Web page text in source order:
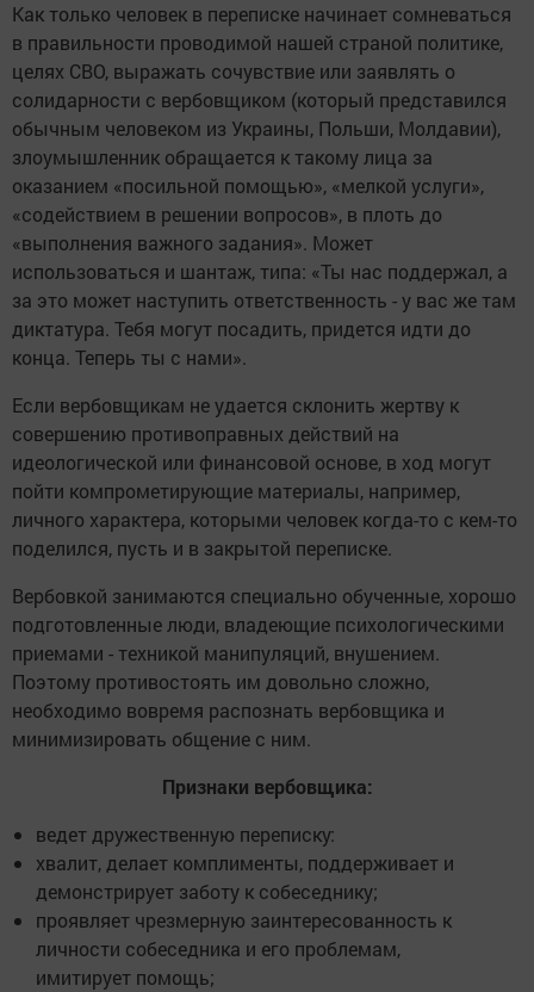
Как только человек в переписке начинает сомневаться
в правильности проводимой нашей страной политике,
целях СВО, выражать сочувствие или заявлять о
солидарности с вербовщиком (который представился
обычным человеком из Украины, Польши, Молдавии),
злоумышленник обращается к такому лица за
оказанием «посильной помощью», «мелкой услуги»,
«содействием в решении вопросов», в плоть до
«выполнения важного задания». Может
использоваться и шантаж, типа: «Ты нас поддержал, а
за это может наступить ответственность - у вас же там
диктатура. Тебя могут посадить, придется идти до
конца. Теперь ты с нами».
Если вербовщикам не удается склонить жертву к
совершению противоправных действий на
идеологической или финансовой основе, в ход могут
пойти компрометирующие материалы, например,
личного характера, которыми человек когда-то с кем-то
поделился, пусть и в закрытой переписке.
Вербовкой занимаются специально обученные, хорошо
подготовленные люди, владеющие психологическими
приемами - техникой манипуляций, внушением.
Поэтому противостоять им довольно сложно,
необходимо вовремя распознать вербовщика и
минимизировать общение с ним.
Признаки вербовщика:
ведет дружественную переписку:
хвалит, делает комплименты, поддерживает и
демонстрирует заботу к собеседнику;
проявляет чрезмерную заинтересованность к
личности собеседника и его проблемам,
имитирует помощь;